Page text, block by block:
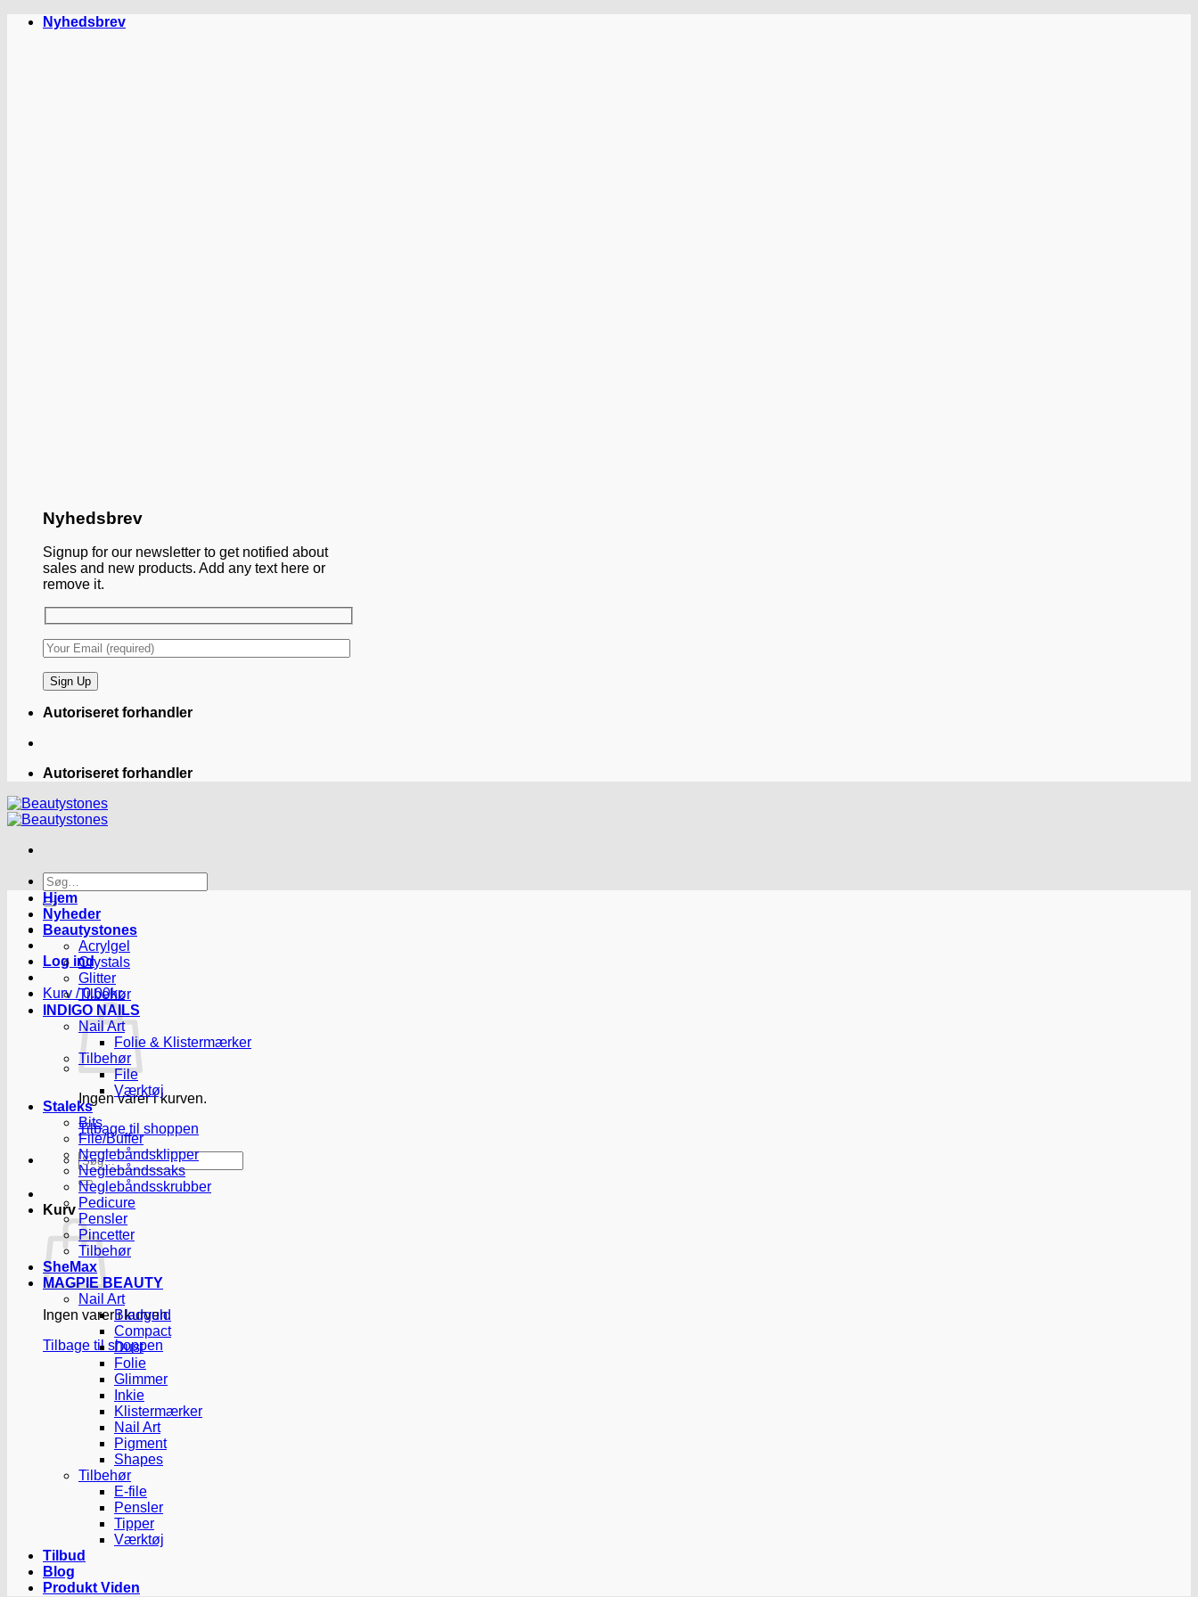
FortsætNyhedsbrev
Nyhedsbrev
Signup for our newsletter to get notified about
sales and new products. Add any text here or
remove it.
Autoriseret forhandler
Autoriseret forhandler
Søg
efter:
Log ind
Kurv /0.00kr.
Ingen varer i kurven.
Tilbage til shoppen
Søg
efter:
Kurv
Ingen varer i kurven.
Tilbage til shoppen
Hjem
Nyheder
Beautystones
Acrylgel
Crystals
Glitter
Tilbehør
INDIGO NAILS
Nail Art
Folie & Klistermærker
Tilbehør
File
Værktøj
Staleks
Bits
File/Buffer
Neglebåndsklipper
Neglebåndssaks
Neglebåndsskrubber
Pedicure
Pensler
Pincetter
Tilbehør
SheMax
MAGPIE BEAUTY
Nail Art
Bladguld
Compact
Dust
Folie
Glimmer
Inkie
Klistermærker
Nail Art
Pigment
Shapes
Tilbehør
E-file
Pensler
Tipper
Værktøj
Tilbud
Blog
Produkt Viden